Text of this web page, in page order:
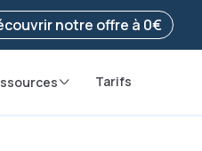
ma démarche
notre offre à 0€
Tarifs